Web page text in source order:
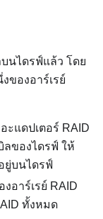
นไดรฟ์แล้ว โดย
ของอาร์เรย์
ะแดปเตอร์ RAID
ลของไดรฟ์ ให้
ยู่บนไดรฟ์
อาร์เรย์ RAID
ทั้งหมด